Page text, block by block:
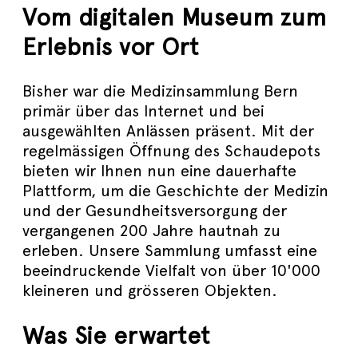
Vom digitalen Museum zum
Erlebnis vor Ort
Bisher war die Medizinsammlung Bern
primär über das Internet und bei
ausgewählten Anlässen präsent. Mit der
regelmässigen Öffnung des Schaudepots
bieten wir Ihnen nun eine dauerhafte
Plattform, um die Geschichte der Medizin
und der Gesundheitsversorgung der
vergangenen 200 Jahre hautnah zu
erleben. Unsere Sammlung umfasst eine
beeindruckende Vielfalt von über 10'000
kleineren und grösseren Objekten.
Was Sie erwartet